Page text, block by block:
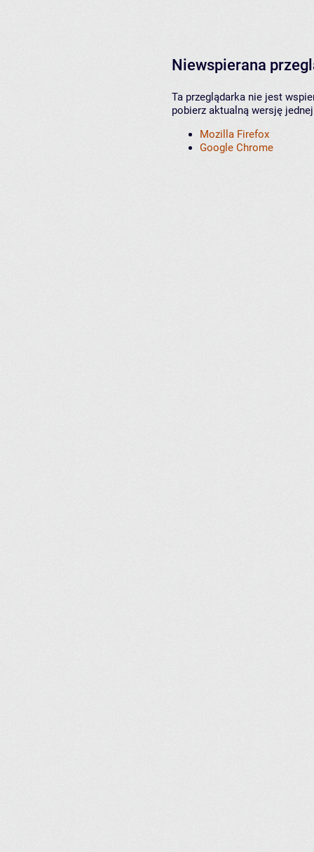
Niewspierana
Ta przeglądarka nie jest
pobierz aktualną wersję
Mozilla Firefox
Google Chrome